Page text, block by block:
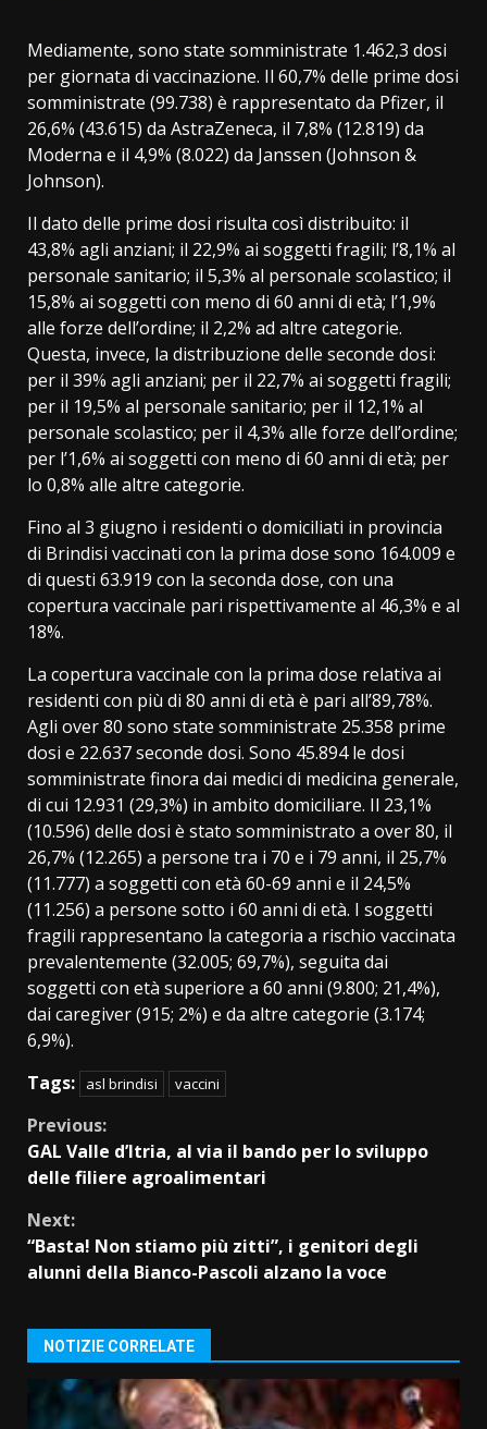
Mediamente, sono state somministrate 1.462,3 dosi
per giornata di vaccinazione. Il 60,7% delle prime dosi
somministrate (99.738) è rappresentato da Pfizer, il
26,6% (43.615) da AstraZeneca, il 7,8% (12.819) da
Moderna e il 4,9% (8.022) da Janssen (Johnson &
Johnson).
Il dato delle prime dosi risulta così distribuito: il
43,8% agli anziani; il 22,9% ai soggetti fragili; l’8,1% al
personale sanitario; il 5,3% al personale scolastico; il
15,8% ai soggetti con meno di 60 anni di età; l’1,9%
alle forze dell’ordine; il 2,2% ad altre categorie.
Questa, invece, la distribuzione delle seconde dosi:
per il 39% agli anziani; per il 22,7% ai soggetti fragili;
per il 19,5% al personale sanitario; per il 12,1% al
personale scolastico; per il 4,3% alle forze dell’ordine;
per l’1,6% ai soggetti con meno di 60 anni di età; per
lo 0,8% alle altre categorie.
Fino al 3 giugno i residenti o domiciliati in provincia
di Brindisi vaccinati con la prima dose sono 164.009 e
di questi 63.919 con la seconda dose, con una
copertura vaccinale pari rispettivamente al 46,3% e al
18%.
La copertura vaccinale con la prima dose relativa ai
residenti con più di 80 anni di età è pari all’89,78%.
Agli over 80 sono state somministrate 25.358 prime
dosi e 22.637 seconde dosi. Sono 45.894 le dosi
somministrate finora dai medici di medicina generale,
di cui 12.931 (29,3%) in ambito domiciliare. Il 23,1%
(10.596) delle dosi è stato somministrato a over 80, il
26,7% (12.265) a persone tra i 70 e i 79 anni, il 25,7%
(11.777) a soggetti con età 60-69 anni e il 24,5%
(11.256) a persone sotto i 60 anni di età. I soggetti
fragili rappresentano la categoria a rischio vaccinata
prevalentemente (32.005; 69,7%), seguita dai
soggetti con età superiore a 60 anni (9.800; 21,4%),
dai caregiver (915; 2%) e da altre categorie (3.174;
6,9%).
Tags:
asl brindisi vaccini
Continue
Reading
Previous:
GAL Valle d’Itria, al via il bando per lo sviluppo
delle filiere agroalimentari
Next:
“Basta! Non stiamo più zitti”, i genitori degli
alunni della Bianco-Pascoli alzano la voce
NOTIZIE CORRELATE